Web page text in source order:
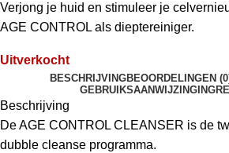
Verjong je huid en stimuleer je
AGE CONTROL als dieptereiniger.
Uitverkocht
BESCHRIJVINGBEOORDELINGEN
GEBRUIKSAANWIJZING
Beschrijving
De AGE CONTROL CLEANSER is de
dubble cleanse programma.